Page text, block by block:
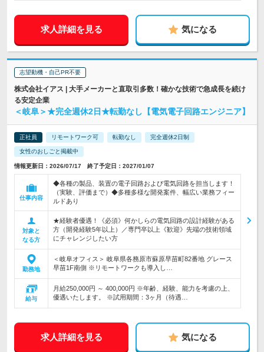
求人詳細を見る 気になる
志望動機・自己PR不要
株式会社イアス | 大手メーカーと直取引多数！確かな技術で急成長を続け
る安定企業
＜岐阜＞★完全週休2日★転勤なし【電気電子回路エンジニア】
正社員 リモートワーク可 転勤なし 完全週休2日制
女性のおしごと掲載中
情報更新日：2026/07/17 終了予定日：2027/01/07
仕事内容
◆各種の製品、装置の電子回路および電気回路を担当します！
（実験、評価まで）◆多種多様な開発案件、幅広い業務フィー
ルドあり
対象と
なる方
★経験者優遇！《必須》何かしらの電気回路の設計経験がある
方（開発経験5年以上）／専門卒以上《歓迎》先端の技術領域
にチャレンジしたい方
勤務地
＜岐阜オフィス＞ 岐阜県各務原市蘇原早苗町82番地 グレース
早苗1F南側 ※リモートワークも導入し…
給与
月給250,000円 ～ 400,000円 ※年齢、経験、能力を考慮の上、
優遇いたします。 ※試用期間：3ヶ月（待遇…
求人詳細を見る 気になる